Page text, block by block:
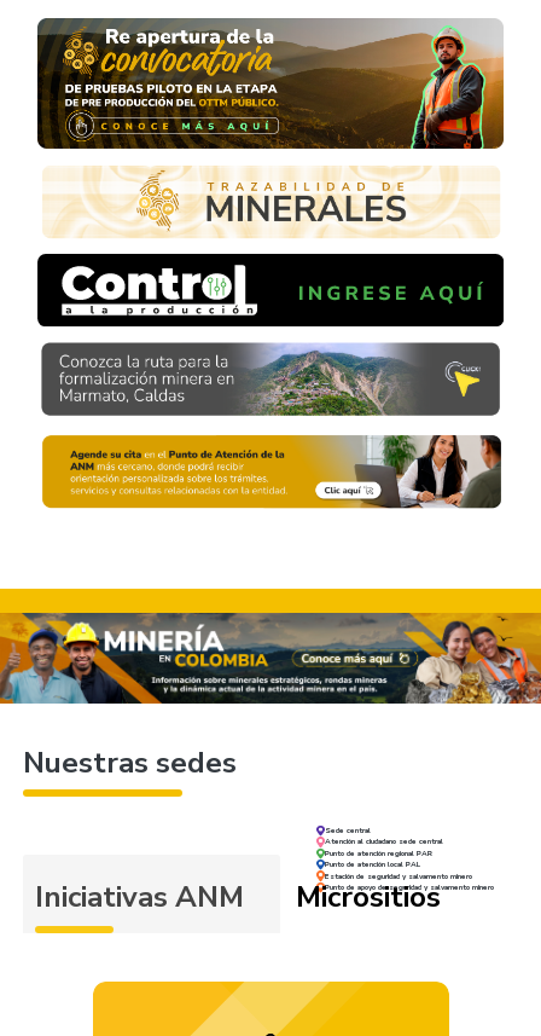
Nuestras sedes
Sede central
Atención al ciudadano sede central
Punto de atención regional PAR
Punto de atención local PAL
Estación de seguridad y salvamento minero
Punto de apoyo de seguridad y salvamento minero
Iniciativas ANM Micrositios